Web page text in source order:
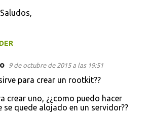
Saludos,
9 de octubre de 2015 a las 19:51
para crear un rootkit??
crear uno, ¿¿como puedo hacer
se quede alojado en un servidor??